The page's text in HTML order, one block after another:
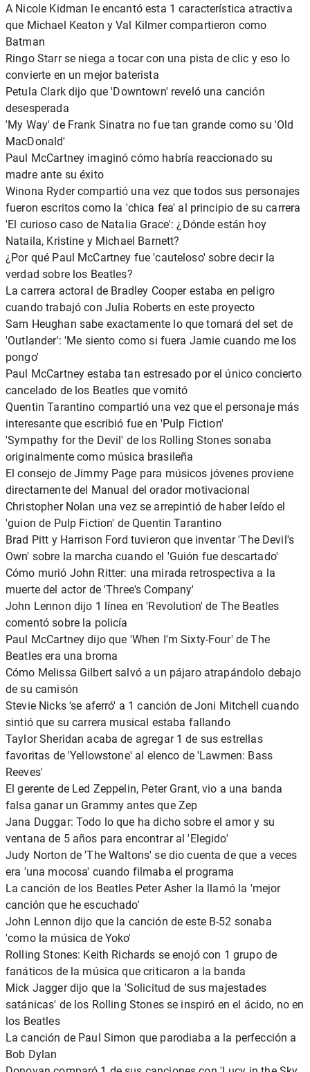
A Nicole Kidman le encantó esta 1 característica atractiva
que Michael Keaton y Val Kilmer compartieron como
Batman
Ringo Starr se niega a tocar con una pista de clic y eso lo
convierte en un mejor baterista
Petula Clark dijo que 'Downtown' reveló una canción
desesperada
'My Way' de Frank Sinatra no fue tan grande como su 'Old
MacDonald'
Paul McCartney imaginó cómo habría reaccionado su
madre ante su éxito
Winona Ryder compartió una vez que todos sus personajes
fueron escritos como la 'chica fea' al principio de su carrera
'El curioso caso de Natalia Grace': ¿Dónde están hoy
Nataila, Kristine y Michael Barnett?
¿Por qué Paul McCartney fue 'cauteloso' sobre decir la
verdad sobre los Beatles?
La carrera actoral de Bradley Cooper estaba en peligro
cuando trabajó con Julia Roberts en este proyecto
Sam Heughan sabe exactamente lo que tomará del set de
'Outlander': 'Me siento como si fuera Jamie cuando me los
pongo'
Paul McCartney estaba tan estresado por el único concierto
cancelado de los Beatles que vomitó
Quentin Tarantino compartió una vez que el personaje más
interesante que escribió fue en 'Pulp Fiction'
'Sympathy for the Devil' de los Rolling Stones sonaba
originalmente como música brasileña
El consejo de Jimmy Page para músicos jóvenes proviene
directamente del Manual del orador motivacional
Christopher Nolan una vez se arrepintió de haber leído el
'guion de Pulp Fiction' de Quentin Tarantino
Brad Pitt y Harrison Ford tuvieron que inventar 'The Devil's
Own' sobre la marcha cuando el 'Guión fue descartado'
Cómo murió John Ritter: una mirada retrospectiva a la
muerte del actor de 'Three's Company'
John Lennon dijo 1 línea en 'Revolution' de The Beatles
comentó sobre la policía
Paul McCartney dijo que 'When I'm Sixty-Four' de The
Beatles era una broma
Cómo Melissa Gilbert salvó a un pájaro atrapándolo debajo
de su camisón
Stevie Nicks 'se aferró' a 1 canción de Joni Mitchell cuando
sintió que su carrera musical estaba fallando
Taylor Sheridan acaba de agregar 1 de sus estrellas
favoritas de 'Yellowstone' al elenco de 'Lawmen: Bass
Reeves'
El gerente de Led Zeppelin, Peter Grant, vio a una banda
falsa ganar un Grammy antes que Zep
Jana Duggar: Todo lo que ha dicho sobre el amor y su
ventana de 5 años para encontrar al 'Elegido'
Judy Norton de 'The Waltons' se dio cuenta de que a veces
era 'una mocosa' cuando filmaba el programa
La canción de los Beatles Peter Asher la llamó la 'mejor
canción que he escuchado'
John Lennon dijo que la canción de este B-52 sonaba
'como la música de Yoko'
Rolling Stones: Keith Richards se enojó con 1 grupo de
fanáticos de la música que criticaron a la banda
Mick Jagger dijo que la 'Solicitud de sus majestades
satánicas' de los Rolling Stones se inspiró en el ácido, no en
los Beatles
La canción de Paul Simon que parodiaba a la perfección a
Bob Dylan